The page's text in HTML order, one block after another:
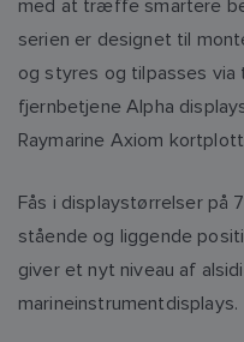
med at træffe smartere
serien er designet til
og styres og tilpasses via
fjernbetjene Alpha
Raymarine Axiom
Fås i displaystørrelser på
stående og liggende
giver et nyt niveau af
marineinstrumentdisplays.